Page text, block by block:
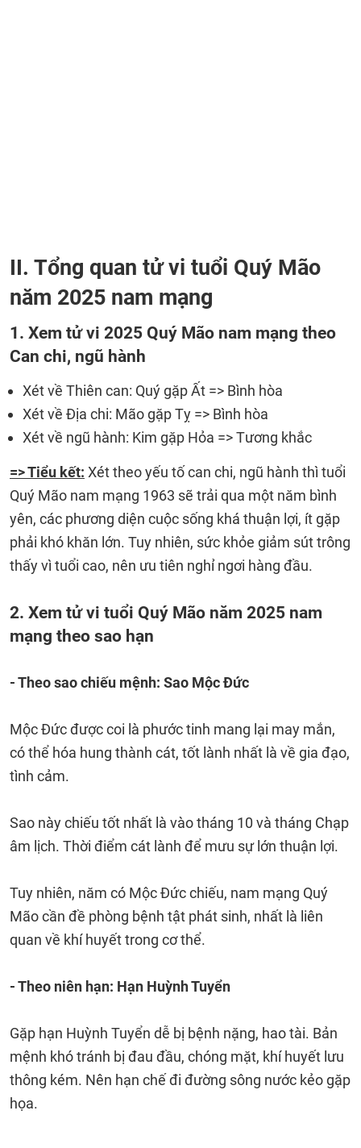
II. Tổng quan tử vi tuổi Quý Mão
năm 2025 nam mạng
1. Xem tử vi 2025 Quý Mão nam mạng theo
Can chi, ngũ hành
Xét về Thiên can: Quý gặp Ất => Bình hòa
Xét về Địa chi: Mão gặp Tỵ => Bình hòa
Xét về ngũ hành: Kim gặp Hỏa => Tương khắc
=> Tiểu kết: Xét theo yếu tố can chi, ngũ hành thì tuổi
Quý Mão nam mạng 1963 sẽ trải qua một năm bình
yên, các phương diện cuộc sống khá thuận lợi, ít gặp
phải khó khăn lớn. Tuy nhiên, sức khỏe giảm sút trông
thấy vì tuổi cao, nên ưu tiên nghỉ ngơi hàng đầu.
2. Xem tử vi tuổi Quý Mão năm 2025 nam
mạng theo sao hạn
- Theo sao chiếu mệnh: Sao Mộc Đức
Mộc Đức được coi là phước tinh mang lại may mắn,
có thể hóa hung thành cát, tốt lành nhất là về gia đạo,
tình cảm.
Sao này chiếu tốt nhất là vào tháng 10 và tháng Chạp
âm lịch. Thời điểm cát lành để mưu sự lớn thuận lợi.
Tuy nhiên, năm có Mộc Đức chiếu, nam mạng Quý
Mão cần đề phòng bệnh tật phát sinh, nhất là liên
quan về khí huyết trong cơ thể.
- Theo niên hạn: Hạn Huỳnh Tuyển
Gặp hạn Huỳnh Tuyển dễ bị bệnh nặng, hao tài. Bản
mệnh khó tránh bị đau đầu, chóng mặt, khí huyết lưu
thông kém. Nên hạn chế đi đường sông nước kẻo gặp
họa.